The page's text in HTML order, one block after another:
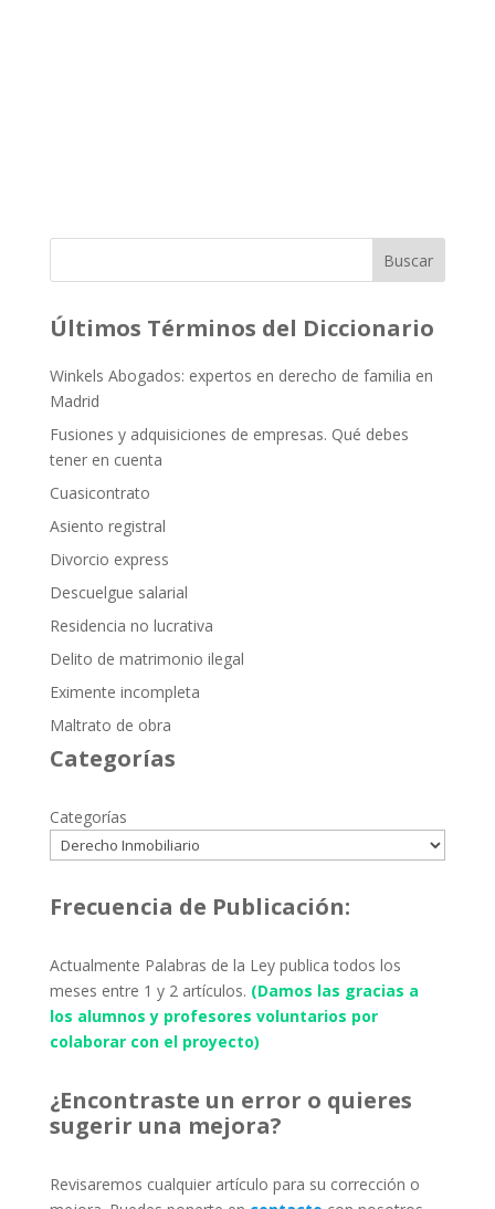
Buscar
Últimos Términos del Diccionario
Winkels Abogados: expertos en derecho de familia en
Madrid
Fusiones y adquisiciones de empresas. Qué debes
tener en cuenta
Cuasicontrato
Asiento registral
Divorcio express
Descuelgue salarial
Residencia no lucrativa
Delito de matrimonio ilegal
Eximente incompleta
Maltrato de obra
Categorías
Categorías
Frecuencia de Publicación:
Actualmente Palabras de la Ley publica todos los
meses entre 1 y 2 artículos. (Damos las gracias a
los alumnos y profesores voluntarios por
colaborar con el proyecto)
¿Encontraste un error o quieres
sugerir una mejora?
Revisaremos cualquier artículo para su corrección o